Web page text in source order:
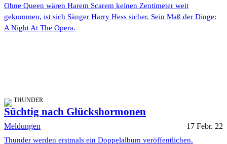
Ohne Queen wären Harem Scarem keinen Zentimeter weit
gekommen, ist sich Sänger Harry Hess sicher. Sein Maß der Dinge:
A Night At The Opera.
THUNDER
Süchtig nach Glückshormonen
Meldungen 17 Febr. 22
Thunder werden erstmals ein Doppelalbum veröffentlichen.